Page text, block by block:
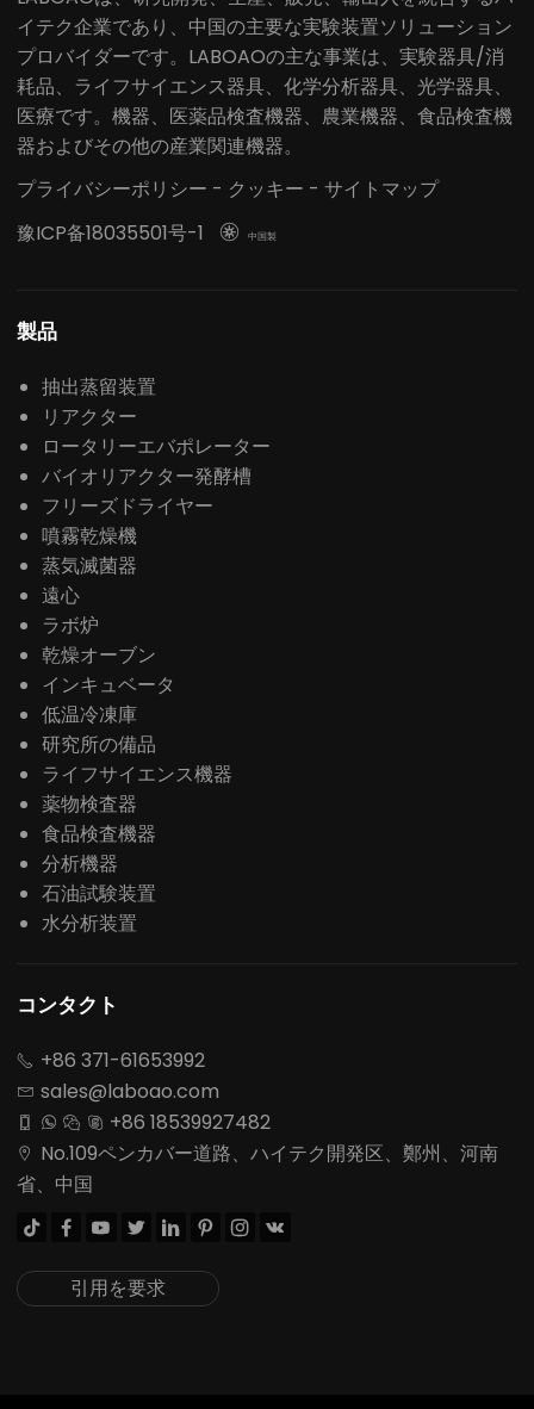
イテク企業であり、中国の主要な実験装置ソリューション
プロバイダーです。LABOAOの主な事業は、実験器具/消
耗品、ライフサイエンス器具、化学分析器具、光学器具、
医療です。機器、医薬品検査機器、農業機器、食品検査機
器およびその他の産業関連機器。
プライバシーポリシー - クッキー - サイトマップ
豫ICP备18035501号-1
 中国製
製品
抽出蒸留装置
リアクター
ロータリーエバポレーター
バイオリアクター発酵槽
フリーズドライヤー
噴霧乾燥機
蒸気滅菌器
遠心
ラボ炉
乾燥オーブン
インキュベータ
低温冷凍庫
研究所の備品
ライフサイエンス機器
薬物検査器
食品検査機器
分析機器
石油試験装置
水分析装置
コンタクト
 +86 371-61653992
 sales@laboao.com
    +86 18539927482

No.109ペンカバー道路、ハイテク開発区、鄭州、河南
省、中国
       
引用を要求